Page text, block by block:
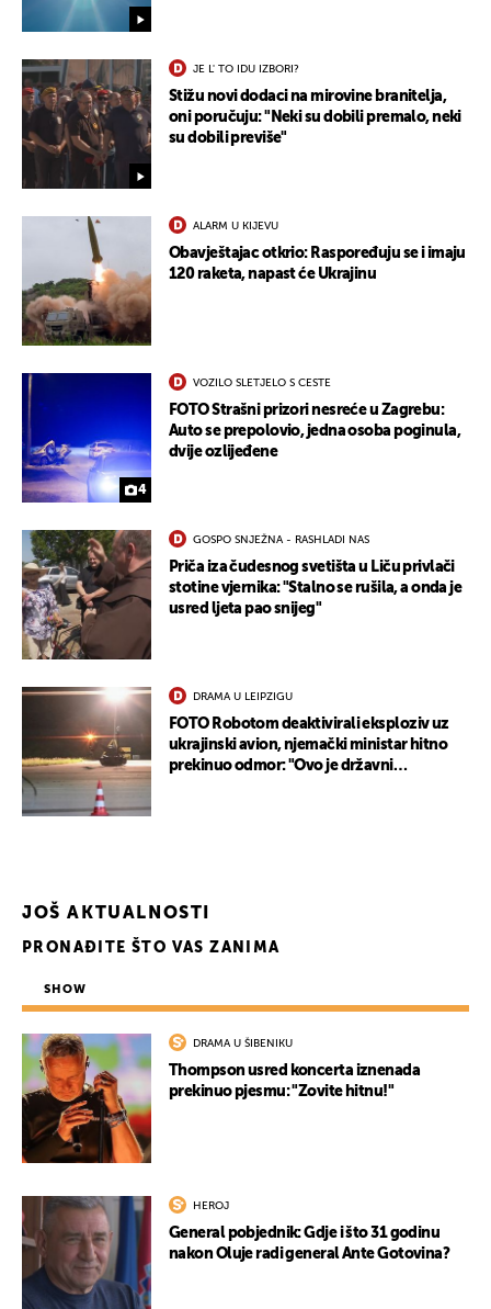
JE L' TO IDU IZBORI?
Stižu novi dodaci na mirovine branitelja,
oni poručuju: "Neki su dobili premalo, neki
su dobili previše"
ALARM U KIJEVU
Obavještajac otkrio: Raspoređuju se i imaju
120 raketa, napast će Ukrajinu
4
VOZILO SLETJELO S CESTE
FOTO Strašni prizori nesreće u Zagrebu:
Auto se prepolovio, jedna osoba poginula,
dvije ozlijeđene
GOSPO SNJEŽNA - RASHLADI NAS
Priča iza čudesnog svetišta u Liču privlači
stotine vjernika: "Stalno se rušila, a onda je
usred ljeta pao snijeg"
DRAMA U LEIPZIGU
FOTO Robotom deaktivirali eksploziv uz
ukrajinski avion, njemački ministar hitno
prekinuo odmor: "Ovo je državni
JOŠ AKTUALNOSTI
PRONAĐITE ŠTO VAS ZANIMA
SHOW
DRAMA U ŠIBENIKU
Thompson usred koncerta iznenada
prekinuo pjesmu: "Zovite hitnu!"
HEROJ
General pobjednik: Gdje i što 31 godinu
nakon Oluje radi general Ante Gotovina?
UKLJUČITE NOTIFIKACIJE